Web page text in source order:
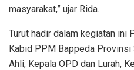
masyarakat,” ujar Rida.
Turut hadir dalam kegiatan ini
Kabid PPM Bappeda
Ahli, Kepala OPD dan Lurah,